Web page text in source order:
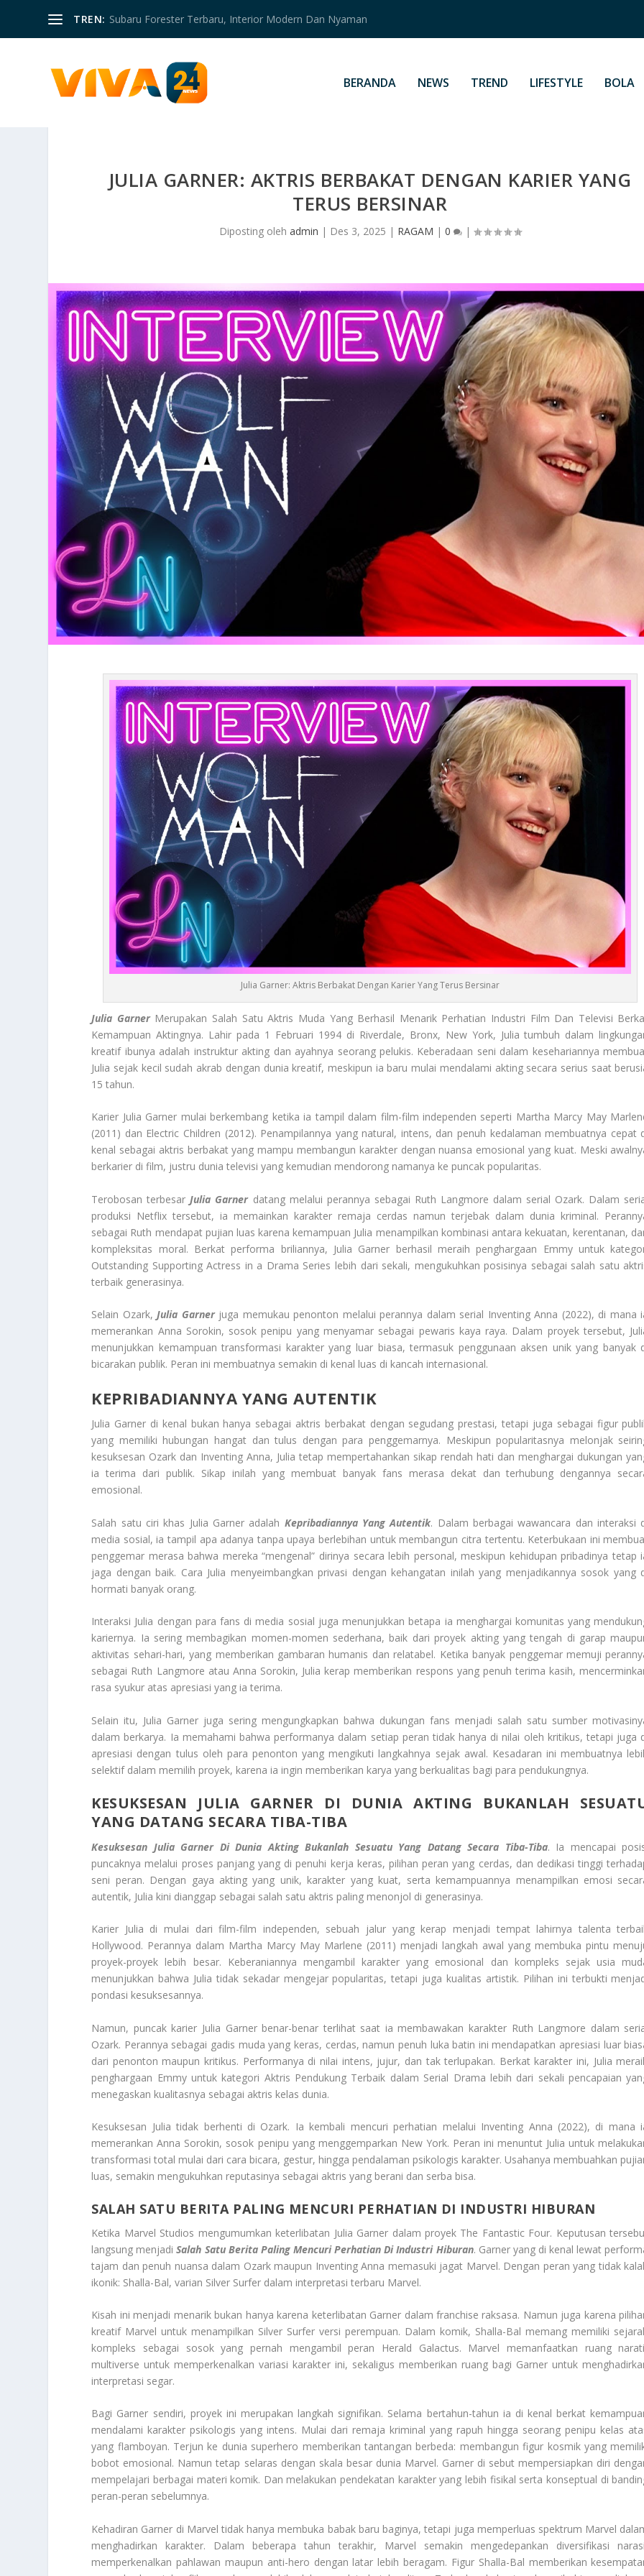
TREN: Subaru Forester Terbaru, Interior Modern Dan Nyaman
BERANDA NEWS TREND LIFESTYLE BOLA
JULIA GARNER: AKTRIS BERBAKAT DENGAN KARIER YANG
TERUS BERSINAR
Diposting oleh admin | Des 3, 2025 | RAGAM | 0 |
Julia Garner: Aktris Berbakat Dengan Karier Yang Terus Bersinar
Julia GarnerMerupakan Salah Satu Aktris Muda Yang Berhasil Menarik Perhatian Industri Film Dan Televisi
Kemampuan Aktingnya. Lahir pada 1 Februari 1994 di Riverdale, Bronx, New York, Julia tumbuh dalam
kreatif ibunya adalah instruktur akting dan ayahnya seorang pelukis. Keberadaan seni dalam kesehariannya
Julia sejak kecil sudah akrab dengan dunia kreatif, meskipun ia baru mulai mendalami akting secara serius saat
15 tahun.
Karier Julia Garner mulai berkembang ketika ia tampil dalam film-film independen seperti Martha Marcy May
(2011) dan Electric Children (2012). Penampilannya yang natural, intens, dan penuh kedalaman membuatnya cepat
kenal sebagai aktris berbakat yang mampu membangun karakter dengan nuansa emosional yang kuat. Meski
berkarier di film, justru dunia televisi yang kemudian mendorong namanya ke puncak popularitas.
Terobosan terbesar Julia Garnerdatang melalui perannya sebagai Ruth Langmore dalam serial Ozark. Dalam
produksi Netflix tersebut, ia memainkan karakter remaja cerdas namun terjebak dalam dunia kriminal.
sebagai Ruth mendapat pujian luas karena kemampuan Julia menampilkan kombinasi antara kekuatan, kerentanan,
kompleksitas moral. Berkat performa briliannya, Julia Garner berhasil meraih penghargaan Emmy untuk
Outstanding Supporting Actress in a Drama Series lebih dari sekali, mengukuhkan posisinya sebagai salah satu
terbaik generasinya.
Selain Ozark,Julia Garnerjuga memukau penonton melalui perannya dalam serial Inventing Anna (2022), di mana
memerankan Anna Sorokin, sosok penipu yang menyamar sebagai pewaris kaya raya. Dalam proyek tersebut,
menunjukkan kemampuan transformasi karakter yang luar biasa, termasuk penggunaan aksen unik yang banyak
bicarakan publik. Peran ini membuatnya semakin di kenal luas di kancah internasional.
KEPRIBADIANNYA YANG AUTENTIK
Julia Garner di kenal bukan hanya sebagai aktris berbakat dengan segudang prestasi, tetapi juga sebagai figur
yang memiliki hubungan hangat dan tulus dengan para penggemarnya. Meskipun popularitasnya melonjak
kesuksesan Ozark dan Inventing Anna, Julia tetap mempertahankan sikap rendah hati dan menghargai dukungan
ia terima dari publik. Sikap inilah yang membuat banyak fans merasa dekat dan terhubung dengannya
emosional.
Salah satu ciri khas Julia Garner adalah Kepribadiannya Yang Autentik. Dalam berbagai wawancara dan interaksi
media sosial, ia tampil apa adanya tanpa upaya berlebihan untuk membangun citra tertentu. Keterbukaan ini
penggemar merasa bahwa mereka “mengenal” dirinya secara lebih personal, meskipun kehidupan pribadinya tetap
jaga dengan baik. Cara Julia menyeimbangkan privasi dengan kehangatan inilah yang menjadikannya sosok yang
hormati banyak orang.
Interaksi Julia dengan para fans di media sosial juga menunjukkan betapa ia menghargai komunitas yang
kariernya. Ia sering membagikan momen-momen sederhana, baik dari proyek akting yang tengah di garap
aktivitas sehari-hari, yang memberikan gambaran humanis dan relatabel. Ketika banyak penggemar memuji
sebagai Ruth Langmore atau Anna Sorokin, Julia kerap memberikan respons yang penuh terima kasih,
rasa syukur atas apresiasi yang ia terima.
Selain itu, Julia Garner juga sering mengungkapkan bahwa dukungan fans menjadi salah satu sumber
dalam berkarya. Ia memahami bahwa performanya dalam setiap peran tidak hanya di nilai oleh kritikus, tetapi juga
apresiasi dengan tulus oleh para penonton yang mengikuti langkahnya sejak awal. Kesadaran ini membuatnya
selektif dalam memilih proyek, karena ia ingin memberikan karya yang berkualitas bagi para pendukungnya.
KESUKSESAN JULIA GARNER DI DUNIA AKTING BUKANLAH
YANG DATANG SECARA TIBA-TIBA
Kesuksesan Julia Garner Di Dunia Akting Bukanlah Sesuatu Yang Datang Secara Tiba-Tiba. Ia mencapai
puncaknya melalui proses panjang yang di penuhi kerja keras, pilihan peran yang cerdas, dan dedikasi tinggi
seni peran. Dengan gaya akting yang unik, karakter yang kuat, serta kemampuannya menampilkan emosi
autentik, Julia kini dianggap sebagai salah satu aktris paling menonjol di generasinya.
Karier Julia di mulai dari film-film independen, sebuah jalur yang kerap menjadi tempat lahirnya talenta
Hollywood. Perannya dalam Martha Marcy May Marlene (2011) menjadi langkah awal yang membuka pintu
proyek-proyek lebih besar. Keberaniannya mengambil karakter yang emosional dan kompleks sejak usia
menunjukkan bahwa Julia tidak sekadar mengejar popularitas, tetapi juga kualitas artistik. Pilihan ini terbukti
pondasi kesuksesannya.
Namun, puncak karier Julia Garner benar-benar terlihat saat ia membawakan karakter Ruth Langmore dalam
Ozark. Perannya sebagai gadis muda yang keras, cerdas, namun penuh luka batin ini mendapatkan apresiasi luar
dari penonton maupun kritikus. Performanya di nilai intens, jujur, dan tak terlupakan. Berkat karakter ini, Julia
penghargaan Emmy untuk kategori Aktris Pendukung Terbaik dalam Serial Drama lebih dari sekali pencapaian
menegaskan kualitasnya sebagai aktris kelas dunia.
Kesuksesan Julia tidak berhenti di Ozark. Ia kembali mencuri perhatian melalui Inventing Anna (2022), di mana
memerankan Anna Sorokin, sosok penipu yang menggemparkan New York. Peran ini menuntut Julia untuk
transformasi total mulai dari cara bicara, gestur, hingga pendalaman psikologis karakter. Usahanya membuahkan
luas, semakin mengukuhkan reputasinya sebagai aktris yang berani dan serba bisa.
SALAH SATU BERITA PALING MENCURI PERHATIAN DI INDUSTRI HIBURAN
Ketika Marvel Studios mengumumkan keterlibatan Julia Garner dalam proyek The Fantastic Four. Keputusan
langsung menjadiSalah Satu Berita Paling Mencuri Perhatian Di Industri Hiburan. Garner yang di kenal lewat
tajam dan penuh nuansa dalam Ozark maupun Inventing Anna memasuki jagat Marvel. Dengan peran yang tidak
ikonik: Shalla-Bal, varian Silver Surfer dalam interpretasi terbaru Marvel.
Kisah ini menjadi menarik bukan hanya karena keterlibatan Garner dalam franchise raksasa. Namun juga karena
kreatif Marvel untuk menampilkan Silver Surfer versi perempuan. Dalam komik, Shalla-Bal memang memiliki
kompleks sebagai sosok yang pernah mengambil peran Herald Galactus. Marvel memanfaatkan ruang
multiverse untuk memperkenalkan variasi karakter ini, sekaligus memberikan ruang bagi Garner untuk
interpretasi segar.
Bagi Garner sendiri, proyek ini merupakan langkah signifikan. Selama bertahun-tahun ia di kenal berkat
mendalami karakter psikologis yang intens. Mulai dari remaja kriminal yang rapuh hingga seorang penipu kelas
yang flamboyan. Terjun ke dunia superhero memberikan tantangan berbeda: membangun figur kosmik yang
bobot emosional. Namun tetap selaras dengan skala besar dunia Marvel. Garner di sebut mempersiapkan diri
mempelajari berbagai materi komik. Dan melakukan pendekatan karakter yang lebih fisikal serta konseptual di
peran-peran sebelumnya.
Kehadiran Garner di Marvel tidak hanya membuka babak baru baginya, tetapi juga memperluas spektrum Marvel
menghadirkan karakter. Dalam beberapa tahun terakhir, Marvel semakin mengedepankan diversifikasi
memperkenalkan pahlawan maupun anti-hero dengan latar lebih beragam. Figur Shalla-Bal memberikan